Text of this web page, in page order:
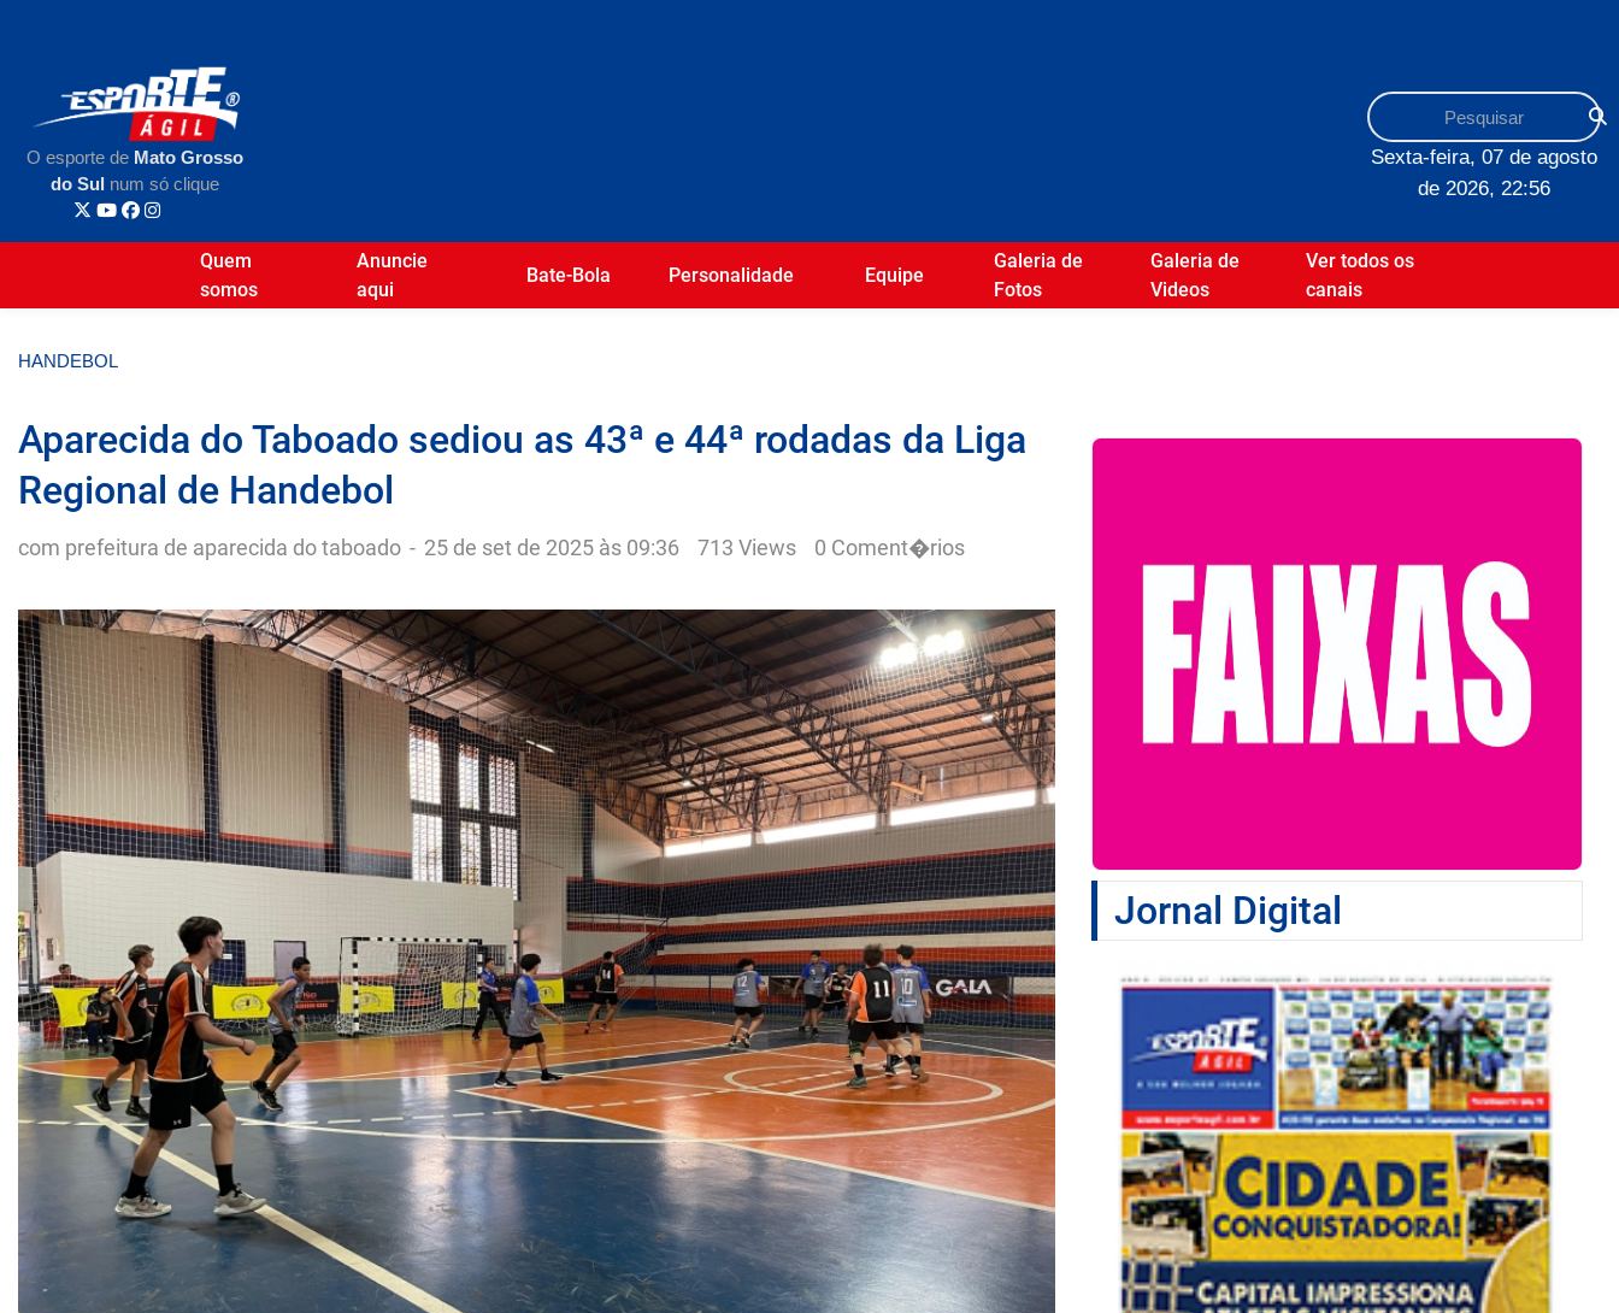
O esporte de Mato Grosso
do Sul num só clique
Sexta-feira, 07 de agosto
de 2026, 22:56
Quem
somos
Anuncie
aqui
Bate-Bola Personalidade Equipe
Galeria de
Fotos
Galeria de
Videos
Ver todos os
canais
HANDEBOL
Aparecida do Taboado sediou as 43ª e 44ª rodadas da Liga
Regional de Handebol
com prefeitura de aparecida do taboado - 25 de set de 2025 às 09:36 713 Views 0 Coment�rios
Jornal Digital